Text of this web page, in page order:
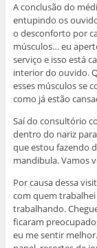
A conclusão do
entupindo os
o desconforto por
músculos… eu
serviço e isso está
interior do ouvido.
esses músculos se
como já estão
Saí do consultório
dentro do nariz
que estou fazendo
mandibula. Vamos
Por causa dessa
com quem
trabalhando.
ficaram
eu me sentir